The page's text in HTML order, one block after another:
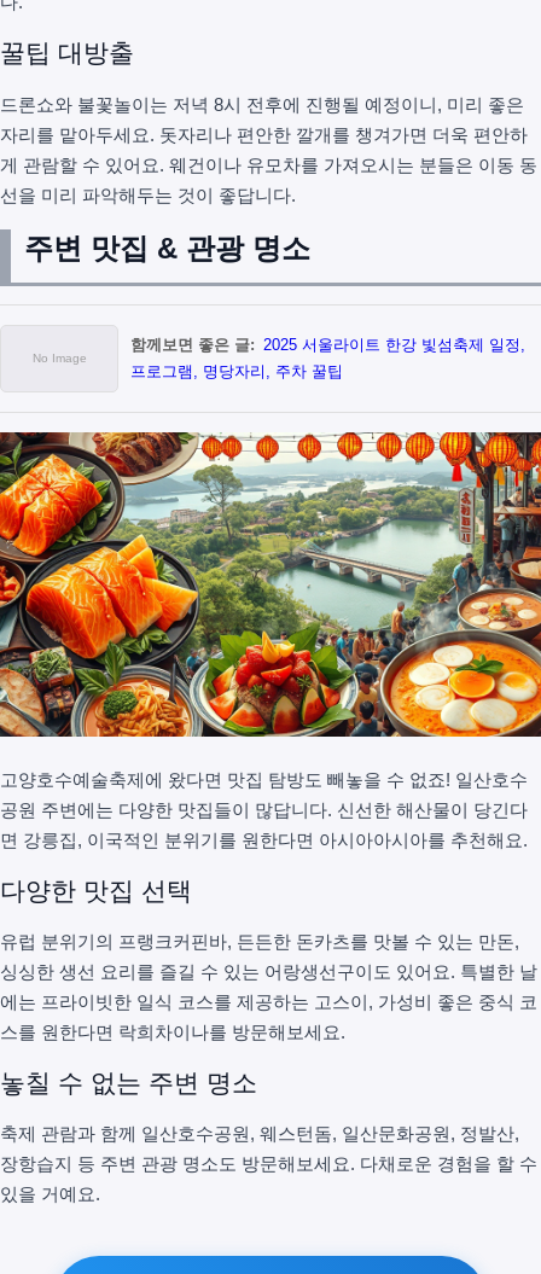
꿀팁 대방출
드론쇼와 불꽃놀이는 저녁 8시 전후에 진행될 예정이니, 미리 좋은
자리를 맡아두세요. 돗자리나 편안한 깔개를 챙겨가면 더욱 편안하
게 관람할 수 있어요. 웨건이나 유모차를 가져오시는 분들은 이동 동
선을 미리 파악해두는 것이 좋답니다.
주변 맛집 & 관광 명소
함께보면 좋은 글: 2025 서울라이트 한강 빛섬축제 일정,
프로그램, 명당자리, 주차 꿀팁
고양호수예술축제에 왔다면 맛집 탐방도 빼놓을 수 없죠! 일산호수
공원 주변에는 다양한 맛집들이 많답니다. 신선한 해산물이 당긴다
면 강릉집, 이국적인 분위기를 원한다면 아시아아시아를 추천해요.
다양한 맛집 선택
유럽 분위기의 프랭크커핀바, 든든한 돈카츠를 맛볼 수 있는 만돈,
싱싱한 생선 요리를 즐길 수 있는 어랑생선구이도 있어요. 특별한 날
에는 프라이빗한 일식 코스를 제공하는 고스이, 가성비 좋은 중식 코
스를 원한다면 락희차이나를 방문해보세요.
놓칠 수 없는 주변 명소
축제 관람과 함께 일산호수공원, 웨스턴돔, 일산문화공원, 정발산,
장항습지 등 주변 관광 명소도 방문해보세요. 다채로운 경험을 할 수
있을 거예요.